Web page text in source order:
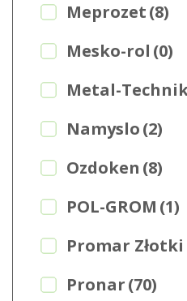
Meprozet(8)
Mesko-rol (0)
Metal-
Namyslo(2)
Ozdoken (8)
POL-GROM (1)
Promar Złotki
Pronar(70)